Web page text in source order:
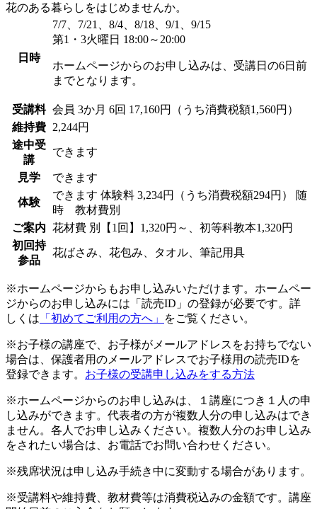
花のある暮らしをはじめませんか。
日時
7/7、7/21、8/4、8/18、9/1、9/15
第1・3火曜日 18:00～20:00
ホームページからのお申し込みは、受講日の6日前
までとなります。
受講料 会員 3か月 6回 17,160円（うち消費税額1,560円）
維持費
2,244円
途中受
講
できます
見学 できます
体験
できます 体験料 3,234円（うち消費税額294円）
随
時 教材費別
ご案内 花材費 別【1回】1,320円～、初等科教本1,320円
初回持
参品
花ばさみ、花包み、タオル、筆記用具
※ホームページからもお申し込みいただけます。ホームペー
ジからのお申し込みには「読売ID」の登録が必要です。詳
しくは 「初めてご利用の方へ」 をご覧ください。
※お子様の講座で、お子様がメールアドレスをお持ちでない
場合は、保護者用のメールアドレスでお子様用の読売IDを
登録できます。 お子様の受講申し込みをする方法
※ホームページからのお申し込みは、１講座につき１人の申
し込みができます。代表者の方が複数人分の申し込みはでき
ません。各人でお申し込みください。複数人分のお申し込み
をされたい場合は、お電話でお問い合わせください。
※残席状況は申し込み手続き中に変動する場合があります。
※受講料や維持費、教材費等は消費税込みの金額です。講座